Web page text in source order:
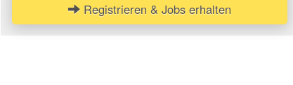
Registrieren & Jobs erhalten